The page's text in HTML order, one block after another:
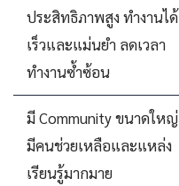
ประสิทธิภาพสูง ทำงานได้
เร็วและแม่นยำ ลดเวลา
ทำงานซ้ำซ้อน
มี Community ขนาดใหญ่
มีคนช่วยเหลือและแหล่ง
เรียนรู้มากมาย